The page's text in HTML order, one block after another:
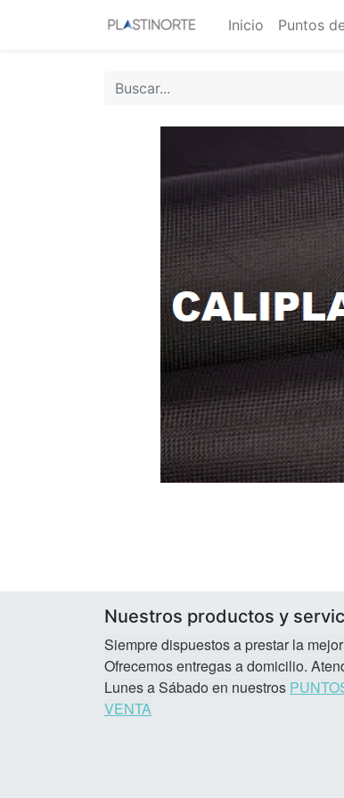
Inicio Puntos
Nuestros productos y
Siempre dispuestos a prestar la
Ofrecemos entregas a domicilio.
Lunes a Sábado en nuestros
VENTA